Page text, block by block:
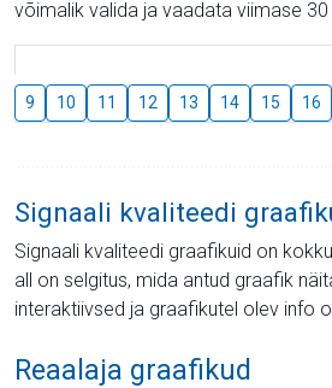
võimalik valida ja vaadata viimase 30
9 10 11 12 13 14 15 16
Signaali kvaliteedi
Signaali kvaliteedi graafikuid on
all on selgitus, mida antud graafik
interaktiivsed ja graafikutel olev info
Reaalaja graafikud